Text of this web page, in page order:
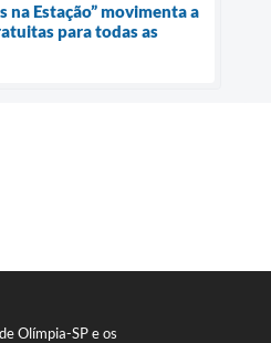
Olímpia-SP e os
na Estação” movimenta a
para todas as